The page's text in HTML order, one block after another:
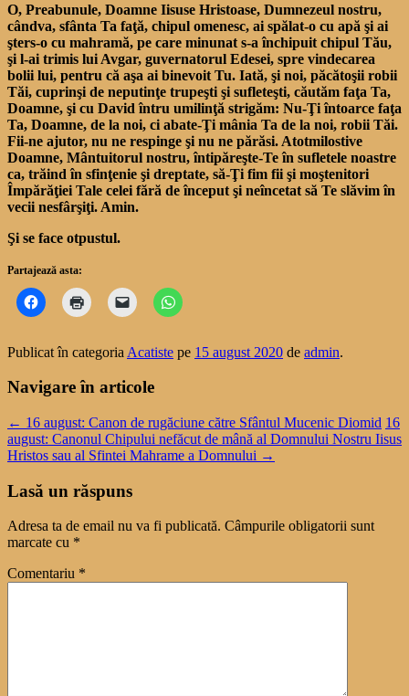
O, Preabunule, Doamne Iisuse Hristoase, Dumnezeul nostru,
cândva, sfânta Ta faţă, chipul omenesc, ai spălat-o cu apă şi ai
şters-o cu mahramă, pe care minunat s-a închipuit chipul Tău,
şi l-ai trimis lui Avgar, guvernatorul Edesei, spre vindecarea
bolii lui, pentru că aşa ai binevoit Tu. Iată, şi noi, păcătoşii robii
Tăi, cuprinşi de neputinţe trupeşti şi sufleteşti, căutăm faţa Ta,
Doamne, şi cu David întru umilinţă strigăm: Nu-Ţi întoarce faţa
Ta, Doamne, de la noi, ci abate-Ţi mânia Ta de la noi, robii Tăi.
Fii-ne ajutor, nu ne respinge şi nu ne părăsi. Atotmilostive
Doamne, Mântuitorul nostru, întipăreşte-Te în sufletele noastre
ca, trăind în sfinţenie şi dreptate, să-Ţi fim fii şi moştenitori
Împărăţiei Tale celei fără de început şi neîncetat să Te slăvim în
vecii nesfârşiţi. Amin.
Şi se face otpustul.
Partajează asta:
Publicat în categoria Acatiste pe 15 august 2020 de admin.
Navigare în articole
← 16 august: Canon de rugăciune către Sfântul Mucenic Diomid 16
august: Canonul Chipului nefăcut de mână al Domnului Nostru Iisus
Hristos sau al Sfintei Mahrame a Domnului →
Lasă un răspuns
Adresa ta de email nu va fi publicată. Câmpurile obligatorii sunt
marcate cu *
Comentariu *